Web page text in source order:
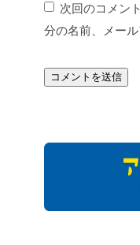
次回のコメン
分の名前、メー